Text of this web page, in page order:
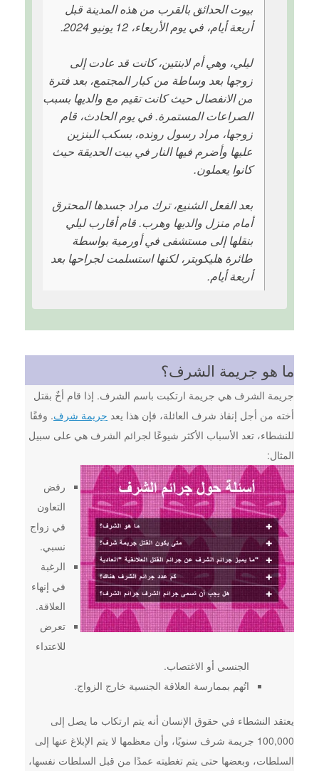
بيوت الحدائق بالقرب من هذه المدينة قبل
أربعة أيام، في يوم الأربعاء، 12 يونيو 2024.
ليلي، وهي أم لابنتين، كانت قد عادت إلى
زوجها بعد وساطة من كبار المجتمع، بعد فترة
من الانفصال حيث كانت تقيم مع والديها بسبب
الصراعات المستمرة. في يوم الحادث، قام
زوجها، مراد رسول رونده، بسكب البنزين
عليها وأضرم فيها النار في بيت الحديقة حيث
كانوا يعملون.
بعد الفعل الشنيع، ترك مراد جسدها المحترق
أمام منزل والديها وهرب. قام أقارب ليلي
بنقلها إلى مستشفى في أورمية بواسطة
طائرة هليكوبتر، لكنها استسلمت لجراحها بعد
أربعة أيام.
ما هو جريمة الشرف؟
جريمة الشرف هي جريمة ارتكبت باسم الشرف. إذا قام أخٌ بقتل
أخته من أجل إنقاذ شرف العائلة، فإن هذا يعد جريمة شرف. وفقًا
للنشطاء، تعد الأسباب الأكثر شيوعًا لجرائم الشرف هي على سبيل
المثال:
رفض
التعاون
في زواج
نسبي.
الرغبة
في إنهاء
العلاقة.
تعرض
للاعتداء
الجنسي أو الاغتصاب.
اتُهم بممارسة العلاقة الجنسية خارج الزواج.
يعتقد النشطاء في حقوق الإنسان أنه يتم ارتكاب ما يصل إلى
100,000 جريمة شرف سنويًا، وأن معظمها لا يتم الإبلاغ عنها إلى
السلطات، وبعضها حتى يتم تغطيته عمدًا من قبل السلطات نفسها،